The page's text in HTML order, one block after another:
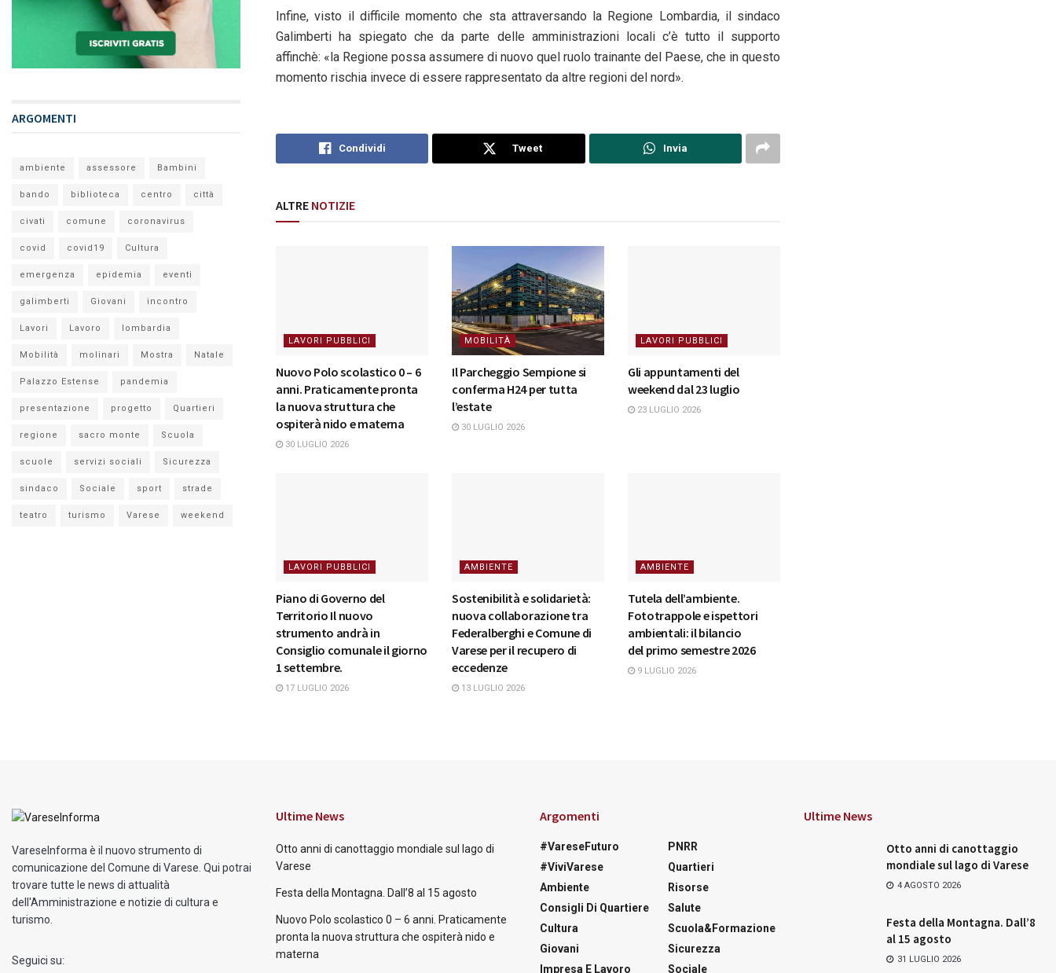
Infine, visto il difficile momento che sta attraversando la Regione Lombardia, il sindaco
Galimberti ha spiegato che da parte delle amministrazioni locali c’è tutto il supporto
affinchè: «la Regione possa assumere di nuovo quel ruolo trainante del Paese, che in questo
momento rischia invece di essere rappresentato da altre regioni del nord».
Condividi Tweet Invia
ALTRE NOTIZIE
LAVORI PUBBLICI
Nuovo Polo scolastico 0 – 6
anni. Praticamente pronta
la nuova struttura che
ospiterà nido e materna
30 LUGLIO 2026
MOBILITÀ
Il Parcheggio Sempione si
conferma H24 per tutta
l’estate
30 LUGLIO 2026
LAVORI PUBBLICI
Gli appuntamenti del
weekend dal 23 luglio
23 LUGLIO 2026
LAVORI PUBBLICI
Piano di Governo del
Territorio Il nuovo
strumento andrà in
Consiglio comunale il giorno
1 settembre.
17 LUGLIO 2026
AMBIENTE
Sostenibilità e solidarietà:
nuova collaborazione tra
Federalberghi e Comune di
Varese per il recupero di
eccedenze
13 LUGLIO 2026
AMBIENTE
Tutela dell’ambiente.
Fototrappole e ispettori
ambientali: il bilancio
del primo semestre 2026
9 LUGLIO 2026
ARGOMENTI
ambiente assessore Bambini
bando biblioteca centro città
civati comune coronavirus
covid covid19 Cultura
emergenza epidemia eventi
galimberti Giovani incontro
Lavori Lavoro lombardia
Mobilità molinari Mostra Natale
Palazzo Estense pandemia
presentazione progetto Quartieri
regione sacro monte Scuola
scuole servizi sociali Sicurezza
sindaco Sociale sport strade
teatro turismo Varese weekend
VareseInforma è il nuovo strumento di
comunicazione del Comune di Varese. Qui potrai
trovare tutte le news di attualità
dell'Amministrazione e notizie di cultura e
turismo.
Seguici su:
Ultime News
Otto anni di canottaggio mondiale sul lago di
Varese
Festa della Montagna. Dall’8 al 15 agosto
Nuovo Polo scolastico 0 – 6 anni. Praticamente
pronta la nuova struttura che ospiterà nido e
materna
Argomenti
#VareseFuturo
#ViviVarese
Ambiente
Consigli Di Quartiere
Cultura
Giovani
Impresa E Lavoro
PNRR
Quartieri
Risorse
Salute
Scuola&Formazione
Sicurezza
Sociale
Ultime News
Otto anni di canottaggio
mondiale sul lago di Varese
4 AGOSTO 2026
Festa della Montagna. Dall’8
al 15 agosto
31 LUGLIO 2026